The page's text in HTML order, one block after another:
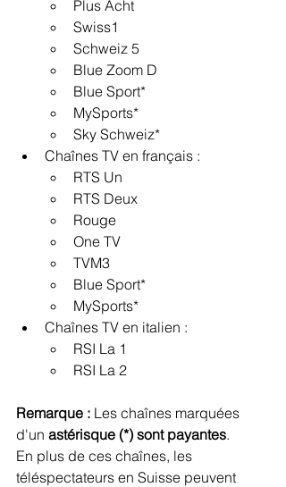
Plus Acht
Swiss1
Schweiz 5
Blue Zoom D
Blue Sport*
MySports*
Sky Schweiz*
Chaînes TV en français :
RTS Un
RTS Deux
Rouge
One TV
TVM3
Blue Sport*
MySports*
Chaînes TV en italien :
RSI La 1
RSI La 2
Remarque : Les chaînes marquées
d'un astérisque (*) sont payantes.
En plus de ces chaînes, les
téléspectateurs en Suisse peuvent